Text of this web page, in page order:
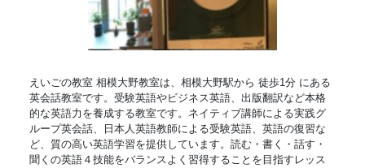
えいごの教室 相模大野教室は、相模大野駅から 徒歩1分 にある
英会話教室です。受験英語やビジネス英語、出版翻訳など本格
的な英語力を養成する教室です。ネイティブ講師による実践グ
ループ英会話、日本人英語教師による受験英語、英語の復習な
ど、質の高い英語学習を提供しています。読む・書く・話す・
聞くの英語４技能をバランスよく習得することを目指すレッス